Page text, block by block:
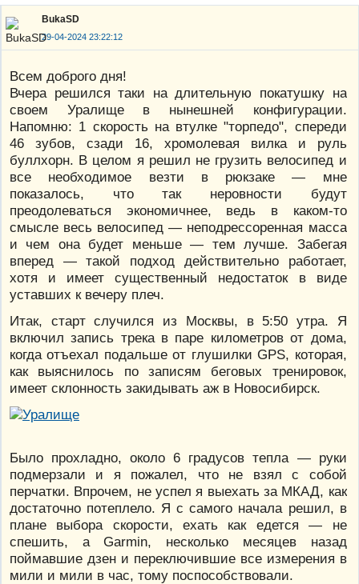
BukaSD
29-04-2024 23:22:12
Всем доброго дня!
Вчера решился таки на длительную покатушку на
своем Уралище в нынешней конфигурации.
Напомню: 1 скорость на втулке "торпедо", спереди
46 зубов, сзади 16, хромолевая вилка и руль
буллхорн. В целом я решил не грузить велосипед и
все необходимое везти в рюкзаке — мне
показалось, что так неровности будут
преодолеваться экономичнее, ведь в каком-то
смысле весь велосипед — неподрессоренная масса
и чем она будет меньше — тем лучше. Забегая
вперед — такой подход действительно работает,
хотя и имеет существенный недостаток в виде
уставших к вечеру плеч.
Итак, старт случился из Москвы, в 5:50 утра. Я
включил запись трека в паре километров от дома,
когда отъехал подальше от глушилки GPS, которая,
как выяснилось по записям беговых тренировок,
имеет склонность закидывать аж в Новосибирск.
Было прохладно, около 6 градусов тепла — руки
подмерзали и я пожалел, что не взял с собой
перчатки. Впрочем, не успел я выехать за МКАД, как
достаточно потеплело. Я с самого начала решил, в
плане выбора скорости, ехать как едется — не
спешить, а Garmin, несколько месяцев назад
поймавшие дзен и переключившие все измерения в
мили и мили в час, тому поспособствовали.